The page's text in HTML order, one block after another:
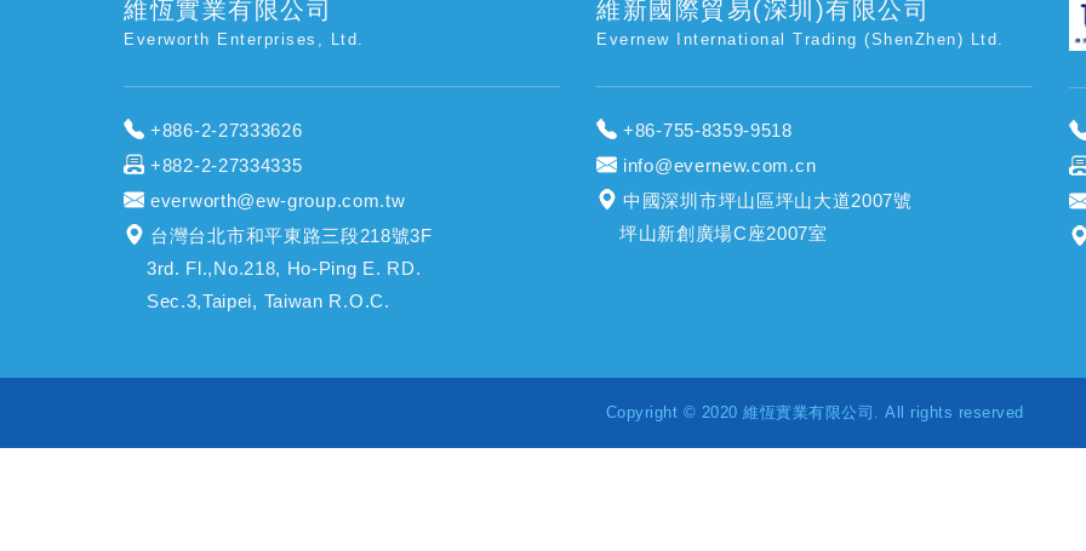
維恆實業有限公司
Everworth Enterprises, Ltd.
+886-2-27333626
+882-2-27334335
everworth@ew-group.com.tw
台灣台北市和平東路三段218號3F
3rd. Fl.,No.218, Ho-Ping E. RD.
Sec.3,Taipei, Taiwan R.O.C.
維新國際貿易(深圳)有限公司
Evernew International Trading (ShenZhen) Ltd.
+86-755-8359-9518
info@evernew.com.cn
中國深圳市坪山區坪山大道2007號
坪山新創廣場C座2007室
Copyright © 2020 維恆實業有限公司. All rights reserved